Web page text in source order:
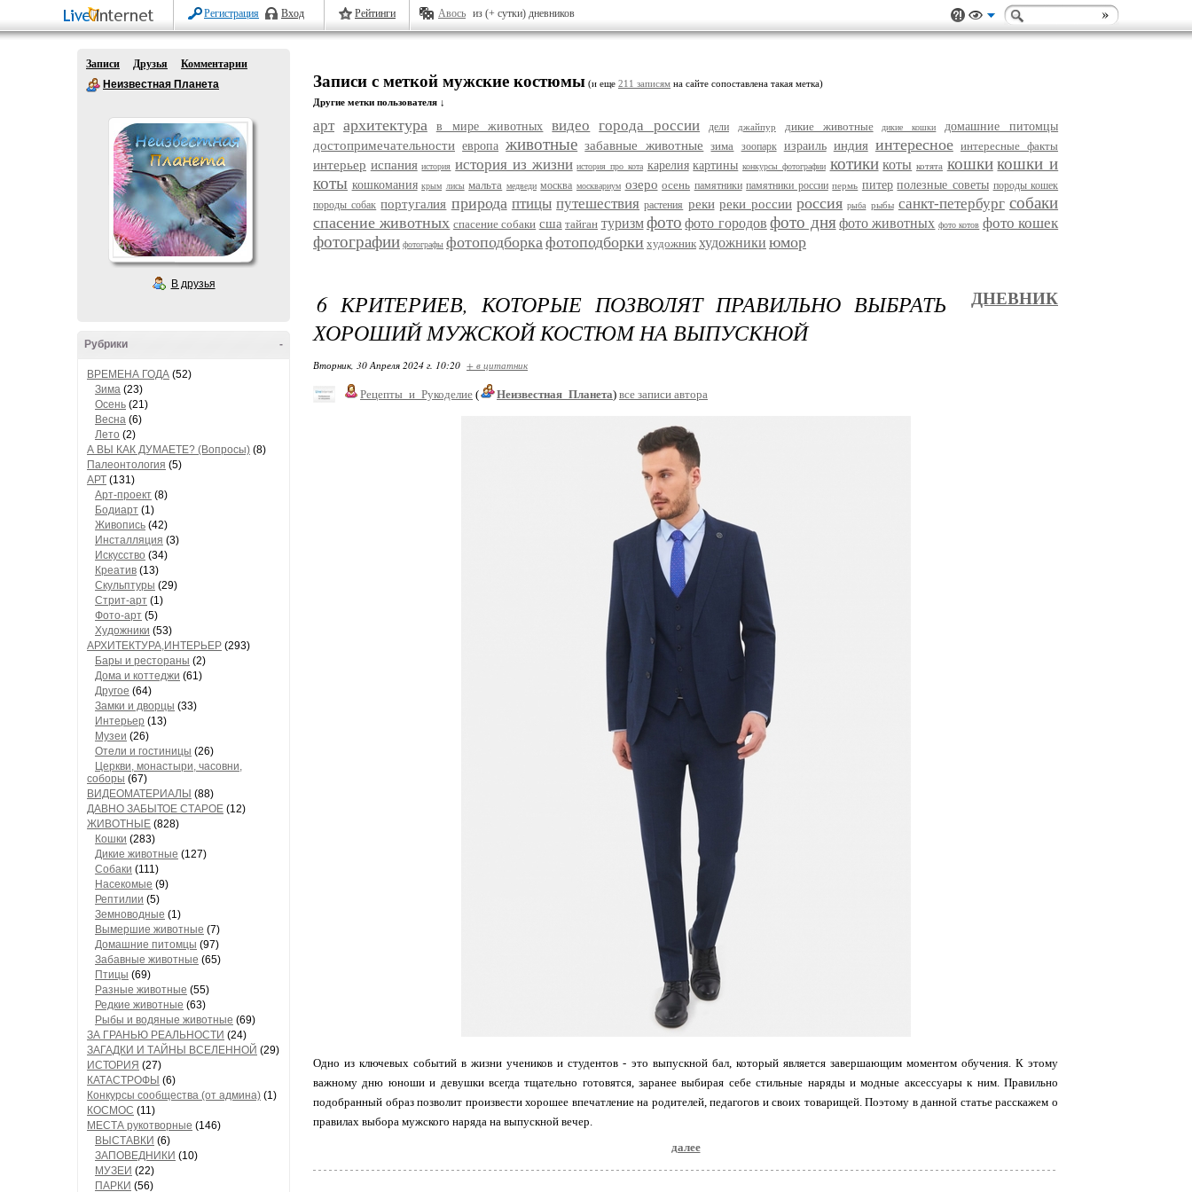
Регистрация Вход Рейтинги Авось из (+ сутки) дневников
Записи Друзья
Комментарии
Неизвестная Планета
В друзья
-
Рубрики
ВРЕМЕНА ГОДА (52)
Зима (23)
Осень (21)
Весна (6)
Лето (2)
А ВЫ КАК ДУМАЕТЕ? (Вопросы) (8)
Палеонтология (5)
АРТ (131)
Арт-проект (8)
Бодиарт (1)
Живопись (42)
Инсталляция (3)
Искусство (34)
Креатив (13)
Скульптуры (29)
Стрит-арт (1)
Фото-арт (5)
Художники (53)
АРХИТЕКТУРА,ИНТЕРЬЕР (293)
Бары и рестораны (2)
Дома и коттеджи (61)
Другое (64)
Замки и дворцы (33)
Интерьер (13)
Музеи (26)
Отели и гостиницы (26)
Церкви, монастыри, часовни,
соборы (67)
ВИДЕОМАТЕРИАЛЫ (88)
ДАВНО ЗАБЫТОЕ СТАРОЕ (12)
ЖИВОТНЫЕ (828)
Кошки (283)
Дикие животные (127)
Собаки (111)
Насекомые (9)
Рептилии (5)
Земноводные (1)
Вымершие животные (7)
Домашние питомцы (97)
Забавные животные (65)
Птицы (69)
Разные животные (55)
Редкие животные (63)
Рыбы и водяные животные (69)
ЗА ГРАНЬЮ РЕАЛЬНОСТИ (24)
ЗАГАДКИ И ТАЙНЫ ВСЕЛЕННОЙ (29)
ИСТОРИЯ (27)
КАТАСТРОФЫ (6)
Конкурсы сообщества (от админа) (1)
КОСМОС (11)
МЕСТА рукотворные (146)
ВЫСТАВКИ (6)
ЗАПОВЕДНИКИ (10)
МУЗЕИ (22)
ПАРКИ (56)
Записи с меткой мужские костюмы (и еще 211 записям на сайте сопоставлена такая метка)
Другие метки пользователя ↓
арт архитектура в мире животных видео города россии дели джайпур дикие животные дикие кошки домашние питомцы
достопримечательности европа животные забавные животные зима зоопарк израиль индия интересное интересные факты
интерьер испания история история из жизни история про кота карелия картины конкурсы фотографии котики коты котята кошки кошки и
коты кошкомания крым лисы мальта медведи москва москвариум озеро осень памятники памятники россии пермь питер полезные советы породы кошек
породы собак португалия природа птицы путешествия растения реки реки россии россия рыба рыбы санкт-петербург собаки
спасение животных спасение собаки сша тайган туризм фото фото городов фото дня фото животных фото котов фото кошек
фотографии фотографы фотоподборкафотоподборки художник художники юмор
6 КРИТЕРИЕВ, КОТОРЫЕ ПОЗВОЛЯТ ПРАВИЛЬНО ВЫБРАТЬ
ХОРОШИЙ МУЖСКОЙ КОСТЮМ НА ВЫПУСКНОЙ
ДНЕВНИК
Вторник, 30 Апреля 2024 г. 10:20 + в цитатник
Рецепты_и_Рукоделие ( Неизвестная_Планета) все записи автора
Одно из ключевых событий в жизни учеников и студентов - это выпускной бал, который является завершающим моментом обучения. К этому
важному дню юноши и девушки всегда тщательно готовятся, заранее выбирая себе стильные наряды и модные аксессуары к ним. Правильно
подобранный образ позволит произвести хорошее впечатление на родителей, педагогов и своих товарищей. Поэтому в данной статье расскажем о
правилах выбора мужского наряда на выпускной вечер.
далее